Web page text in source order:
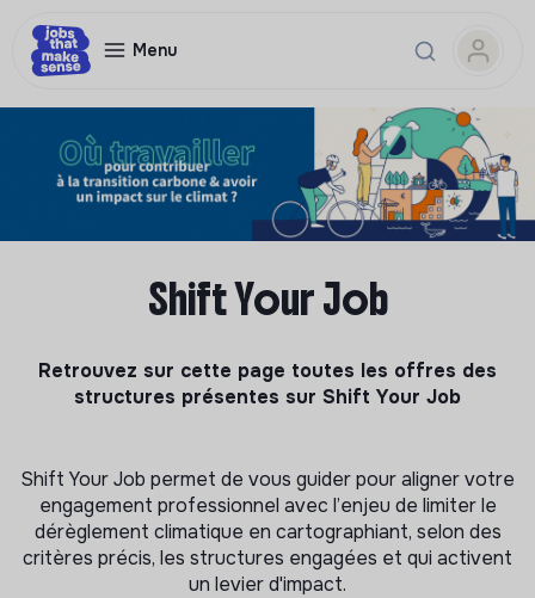
Menu
Shift Your Job
Retrouvez sur cette page toutes les offres des
structures présentes sur Shift Your Job
Shift Your Job permet de vous guider pour aligner votre
engagement professionnel avec l’enjeu de limiter le
dérèglement climatique en cartographiant, selon des
critères précis, les structures engagées et qui activent
un levier d'impact.